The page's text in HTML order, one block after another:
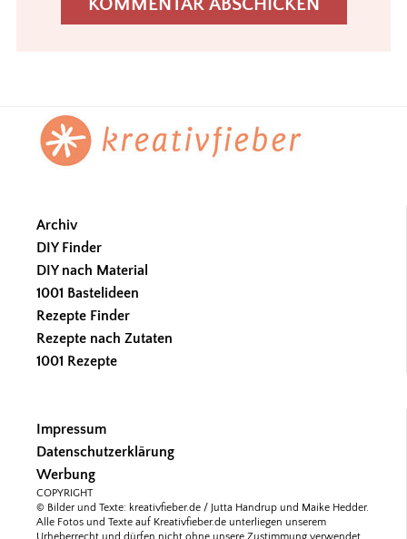
Footer
Archiv
DIY Finder
DIY nach Material
1001 Bastelideen
Rezepte Finder
Rezepte nach Zutaten
1001 Rezepte
Impressum
Datenschutzerklärung
Werbung
COPYRIGHT
© Bilder und Texte: kreativfieber.de / Jutta Handrup und Maike Hedder.
Alle Fotos und Texte auf Kreativfieber.de unterliegen unserem
Urheberrecht und dürfen nicht ohne unsere Zustimmung verwendet